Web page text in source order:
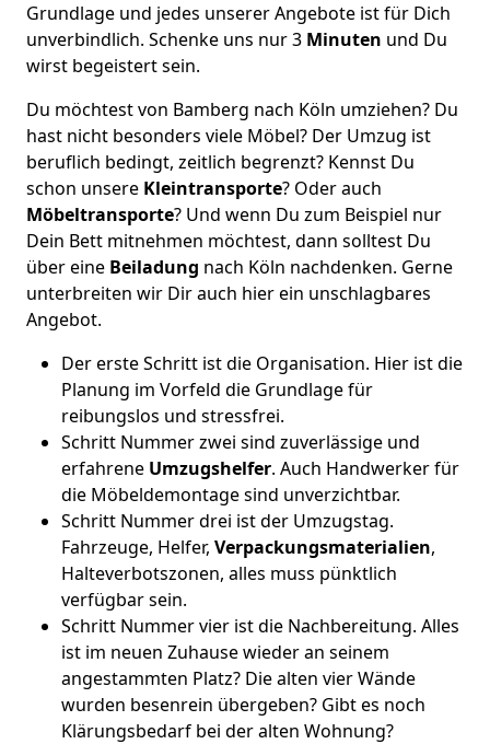
Grundlage und jedes unserer Angebote ist für Dich
unverbindlich. Schenke uns nur 3 Minuten und Du
wirst begeistert sein.
Du möchtest von Bamberg nach Köln umziehen? Du
hast nicht besonders viele Möbel? Der Umzug ist
beruflich bedingt, zeitlich begrenzt? Kennst Du
schon unsere Kleintransporte? Oder auch
Möbeltransporte? Und wenn Du zum Beispiel nur
Dein Bett mitnehmen möchtest, dann solltest Du
über eine Beiladung nach Köln nachdenken. Gerne
unterbreiten wir Dir auch hier ein unschlagbares
Angebot.
Der erste Schritt ist die Organisation. Hier ist die
Planung im Vorfeld die Grundlage für
reibungslos und stressfrei.
Schritt Nummer zwei sind zuverlässige und
erfahrene Umzugshelfer. Auch Handwerker für
die Möbeldemontage sind unverzichtbar.
Schritt Nummer drei ist der Umzugstag.
Fahrzeuge, Helfer, Verpackungsmaterialien,
Halteverbotszonen, alles muss pünktlich
verfügbar sein.
Schritt Nummer vier ist die Nachbereitung. Alles
ist im neuen Zuhause wieder an seinem
angestammten Platz? Die alten vier Wände
wurden besenrein übergeben? Gibt es noch
Klärungsbedarf bei der alten Wohnung?